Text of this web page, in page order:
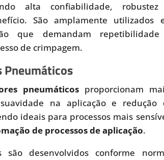
alta confiabilidade,
São amplamente utilizados
que demandam
de crimpagem.
pneumáticosproporcionam
na aplicação e redução
ideais para processos mais
de processos de aplicação.
são desenvolvidos conforme